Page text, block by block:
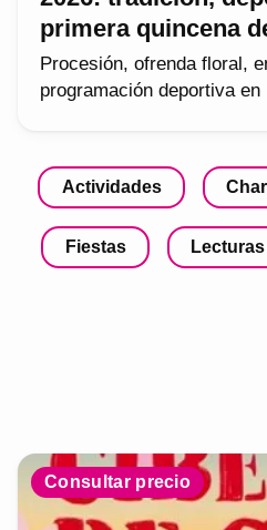
primera quincena
Procesión, ofrenda floral,
programación deportiva
Actividades
Fiestas Lecturas
Consultar precio